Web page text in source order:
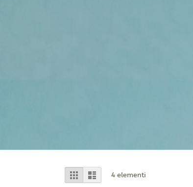
Mostra
come
GrigliaLista 4elementi